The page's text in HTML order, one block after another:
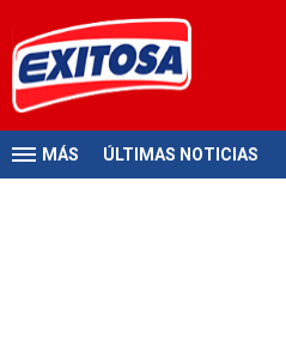
MÁS ÚLTIMAS NOTICIAS